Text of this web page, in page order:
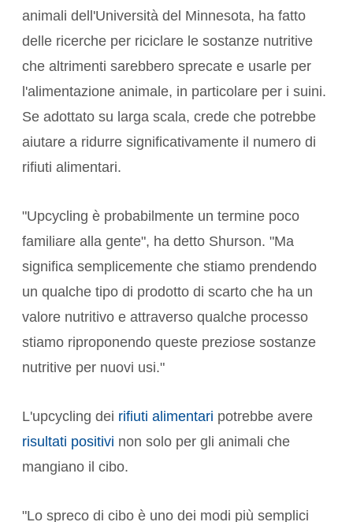
animali dell'Università del Minnesota, ha fatto
delle ricerche per riciclare le sostanze nutritive
che altrimenti sarebbero sprecate e usarle per
l'alimentazione animale, in particolare per i suini.
Se adottato su larga scala, crede che potrebbe
aiutare a ridurre significativamente il numero di
rifiuti alimentari.
"Upcycling è probabilmente un termine poco
familiare alla gente", ha detto Shurson. "Ma
significa semplicemente che stiamo prendendo
un qualche tipo di prodotto di scarto che ha un
valore nutritivo e attraverso qualche processo
stiamo riproponendo queste preziose sostanze
nutritive per nuovi usi."
L'upcycling dei rifiuti alimentari potrebbe avere
risultati positivi non solo per gli animali che
mangiano il cibo.
"Lo spreco di cibo è uno dei modi più semplici